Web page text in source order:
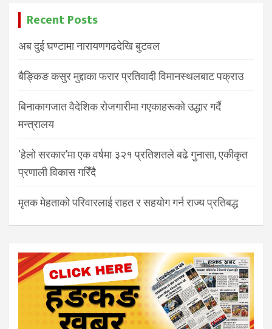
Recent Posts
अब दुई घण्टामा नारायणगढदेखि बुटवल
बैङ्किङ कसुर मुद्दाका फरार प्रतिवादी विमानस्थलबाट पक्राउ
बिनाकागजात वैदेशिक रोजगारीमा गएकाहरूको उद्धार गर्दै
मन्त्रालय
‘हेलो सरकार’मा एक वर्षमा ३२१ प्रतिशतले बढे गुनासा, एकीकृत
प्रणाली विकास गरिँदै
मृतक मेहताको परिवारलाई राहत र सहयोग गर्न राज्य प्रतिबद्ध